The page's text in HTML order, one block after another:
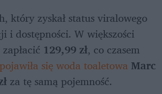
który zyskał status viralowego
i dostępności. W większości
129,99 zł, co czasem
pojawiła się woda toaletowa Marc
za tę samą pojemność.